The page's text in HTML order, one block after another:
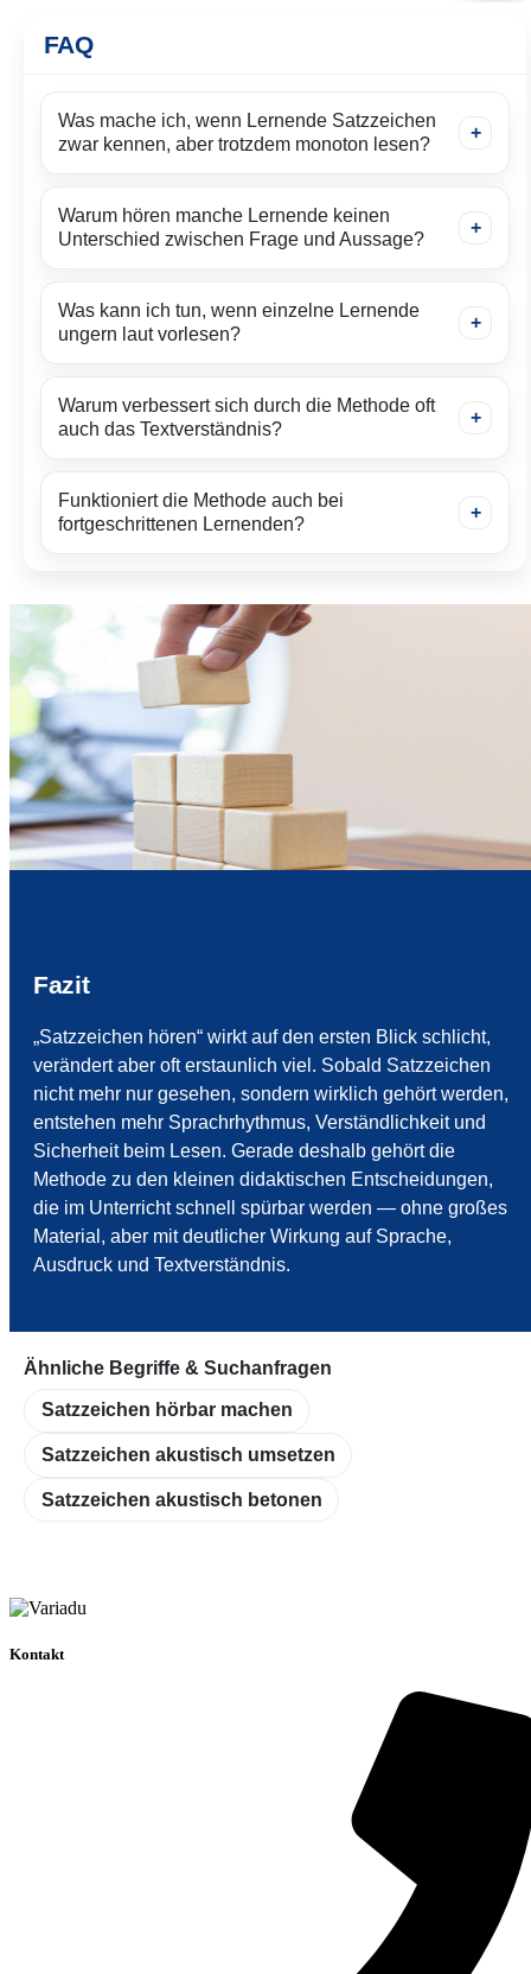
FAQ
Was mache ich, wenn Lernende Satzzeichen
zwar kennen, aber trotzdem monoton lesen?
Warum hören manche Lernende keinen
Unterschied zwischen Frage und Aussage?
Was kann ich tun, wenn einzelne Lernende
ungern laut vorlesen?
Warum verbessert sich durch die Methode oft
auch das Textverständnis?
Funktioniert die Methode auch bei
fortgeschrittenen Lernenden?
Fazit
„Satzzeichen hören“ wirkt auf den ersten Blick schlicht,
verändert aber oft erstaunlich viel. Sobald Satzzeichen
nicht mehr nur gesehen, sondern wirklich gehört werden,
entstehen mehr Sprachrhythmus, Verständlichkeit und
Sicherheit beim Lesen. Gerade deshalb gehört die
Methode zu den kleinen didaktischen Entscheidungen,
die im Unterricht schnell spürbar werden — ohne großes
Material, aber mit deutlicher Wirkung auf Sprache,
Ausdruck und Textverständnis.
Ähnliche Begriffe & Suchanfragen
Satzzeichen hörbar machen
Satzzeichen akustisch umsetzen
Satzzeichen akustisch betonen
Kontakt